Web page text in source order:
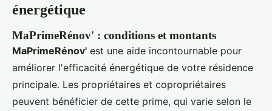
énergétique
MaPrimeRénov' : conditions et montants
MaPrimeRénov' est une aide incontournable pour
améliorer l'efficacité énergétique de votre résidence
principale. Les propriétaires et copropriétaires
peuvent bénéficier de cette prime, qui varie selon le